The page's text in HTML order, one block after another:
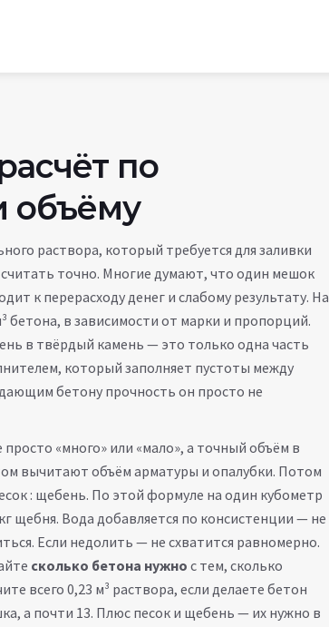
по
объёму
раствора, который требуется для заливки
считать точно. Многие думают, что один мешок
к перерасходу денег и слабому результату. На
бетона, в зависимости от марки и пропорций.
в твёрдый камень — это только одна часть
который заполняет пустоты между
бетону прочность он просто не
«много» или «мало», а точный объём в
вычитают объём арматуры и опалубки. Потом
: щебень. По этой формуле на один кубометр
щебня. Вода добавляется по консистенции — не
Если недолить — не схватится равномерно.
сколько бетона нужно с тем, сколько
всего 0,23 м³ раствора, если делаете бетон
а почти 13. Плюс песок и щебень — их нужно в